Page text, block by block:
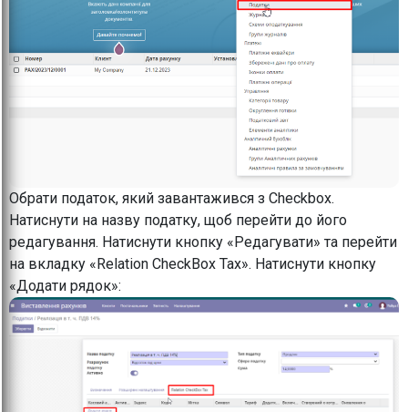
Обрати податок, який завантажився з Checkbox.
Натиснути на назву податку, щоб перейти до його
редагування. Натиснути кнопку «Редагувати» та перейти
на вкладку «Relation CheckBox Tax». Натиснути кнопку
«Додати рядок»: